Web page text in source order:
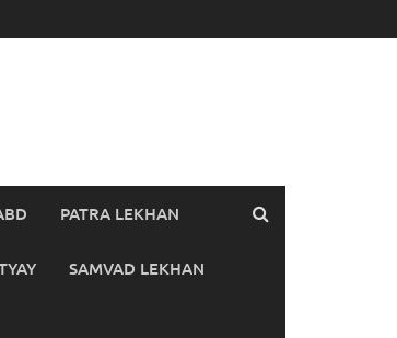
PATRA LEKHAN
SAMVAD LEKHAN